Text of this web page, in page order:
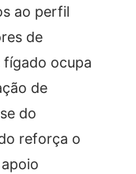
ao perfil
de
ocupa
de
do
reforça o